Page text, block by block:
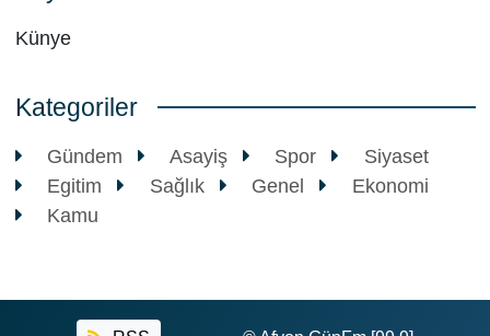
Künye
Kategoriler
Gündem Asayiş Spor
Siyaset
Egitim
Sağlık Genel
Ekonomi
Kamu